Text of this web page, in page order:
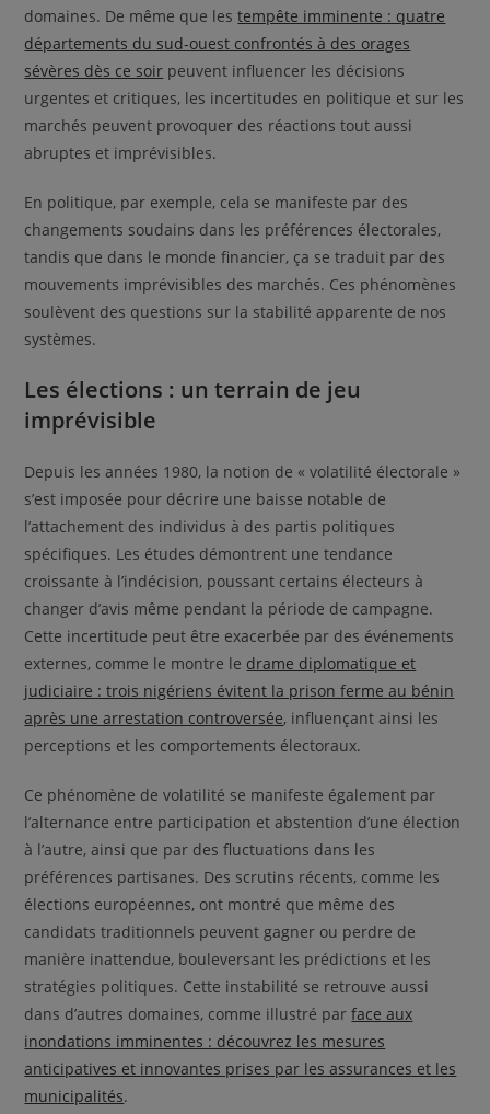
domaines. De même que lestempête imminente : quatre
départements du sud-ouest confrontés à des orages
sévères dès ce soir peuvent influencer les décisions
urgentes et critiques, les incertitudes en politique et sur les
marchés peuvent provoquer des réactions tout aussi
abruptes et imprévisibles.
En politique, par exemple, cela se manifeste par des
changements soudains dans les préférences électorales,
tandis que dans le monde financier, ça se traduit par des
mouvements imprévisibles des marchés. Ces phénomènes
soulèvent des questions sur la stabilité apparente de nos
systèmes.
Les élections : un terrain de jeu
imprévisible
Depuis les années 1980, la notion de « volatilité électorale »
s’est imposée pour décrire une baisse notable de
l’attachement des individus à des partis politiques
spécifiques. Les études démontrent une tendance
croissante à l’indécision, poussant certains électeurs à
changer d’avis même pendant la période de campagne.
Cette incertitude peut être exacerbée par des événements
externes, comme le montre le drame diplomatique et
judiciaire : trois nigériens évitent la prison ferme au bénin
après une arrestation controversée, influençant ainsi les
perceptions et les comportements électoraux.
Ce phénomène de volatilité se manifeste également par
l’alternance entre participation et abstention d’une élection
à l’autre, ainsi que par des fluctuations dans les
préférences partisanes. Des scrutins récents, comme les
élections européennes, ont montré que même des
candidats traditionnels peuvent gagner ou perdre de
manière inattendue, bouleversant les prédictions et les
stratégies politiques. Cette instabilité se retrouve aussi
dans d’autres domaines, comme illustré parface aux
inondations imminentes : découvrez les mesures
anticipatives et innovantes prises par les assurances et les
municipalités.